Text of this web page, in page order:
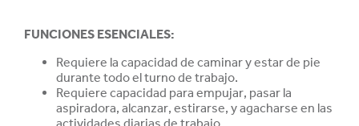
FUNCIONES ESENCIALES:
Requiere la capacidad de caminar y estar de pie
durante todo el turno de trabajo.
Requiere capacidad para empujar, pasar la
aspiradora, alcanzar, estirarse, y agacharse en las